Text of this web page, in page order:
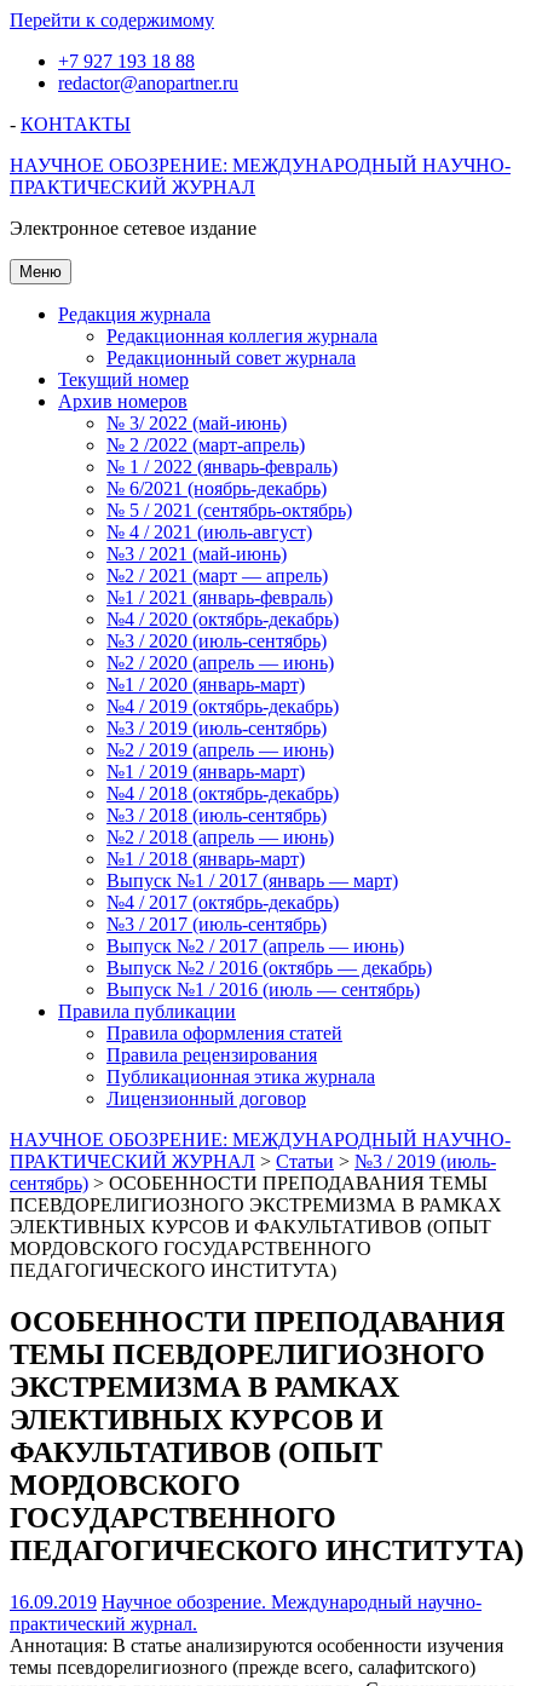
Перейти к содержимому
+7 927 193 18 88
redactor@anopartner.ru
- КОНТАКТЫ
НАУЧНОЕ ОБОЗРЕНИЕ: МЕЖДУНАРОДНЫЙ НАУЧНО-
ПРАКТИЧЕСКИЙ ЖУРНАЛ
Электронное сетевое издание
Меню
Редакция журнала
Редакционная коллегия журнала
Редакционный совет журнала
Текущий номер
Архив номеров
№ 3/ 2022 (май-июнь)
№ 2 /2022 (март-апрель)
№ 1 / 2022 (январь-февраль)
№ 6/2021 (ноябрь-декабрь)
№ 5 / 2021 (сентябрь-октябрь)
№ 4 / 2021 (июль-август)
№3 / 2021 (май-июнь)
№2 / 2021 (март — апрель)
№1 / 2021 (январь-февраль)
№4 / 2020 (октябрь-декабрь)
№3 / 2020 (июль-сентябрь)
№2 / 2020 (апрель — июнь)
№1 / 2020 (январь-март)
№4 / 2019 (октябрь-декабрь)
№3 / 2019 (июль-сентябрь)
№2 / 2019 (апрель — июнь)
№1 / 2019 (январь-март)
№4 / 2018 (октябрь-декабрь)
№3 / 2018 (июль-сентябрь)
№2 / 2018 (апрель — июнь)
№1 / 2018 (январь-март)
Выпуск №1 / 2017 (январь — март)
№4 / 2017 (октябрь-декабрь)
№3 / 2017 (июль-сентябрь)
Выпуск №2 / 2017 (апрель — июнь)
Выпуск №2 / 2016 (октябрь — декабрь)
Выпуск №1 / 2016 (июль — сентябрь)
Правила публикации
Правила оформления статей
Правила рецензирования
Публикационная этика журнала
Лицензионный договор
НАУЧНОЕ ОБОЗРЕНИЕ: МЕЖДУНАРОДНЫЙ НАУЧНО-
ПРАКТИЧЕСКИЙ ЖУРНАЛ > Статьи > №3 / 2019 (июль-
сентябрь) > ОСОБЕННОСТИ ПРЕПОДАВАНИЯ ТЕМЫ
ПСЕВДОРЕЛИГИОЗНОГО ЭКСТРЕМИЗМА В РАМКАХ
ЭЛЕКТИВНЫХ КУРСОВ И ФАКУЛЬТАТИВОВ (ОПЫТ
МОРДОВСКОГО ГОСУДАРСТВЕННОГО
ПЕДАГОГИЧЕСКОГО ИНСТИТУТА)
ОСОБЕННОСТИ ПРЕПОДАВАНИЯ
ТЕМЫ ПСЕВДОРЕЛИГИОЗНОГО
ЭКСТРЕМИЗМА В РАМКАХ
ЭЛЕКТИВНЫХ КУРСОВ И
ФАКУЛЬТАТИВОВ (ОПЫТ
МОРДОВСКОГО
ГОСУДАРСТВЕННОГО
ПЕДАГОГИЧЕСКОГО ИНСТИТУТА)
16.09.2019 Научное обозрение. Международный научно-
практический журнал.
Аннотация: В статье анализируются особенности изучения
темы псевдорелигиозного (прежде всего, салафитского)